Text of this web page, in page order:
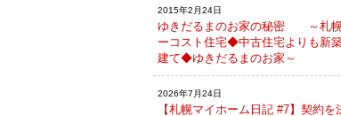
2015年2月24日
ゆきだるまのお家の秘密 ～札
ーコスト住宅◆中古住宅よりも新
建て◆ゆきだるまのお家～
2026年7月24日
【札幌マイホーム日記 #7】契約を